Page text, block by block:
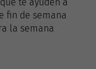
fin de semana
la semana